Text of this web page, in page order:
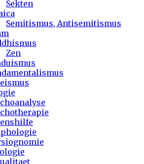
Sekten
Semitismus, Antisemitismus
Zen